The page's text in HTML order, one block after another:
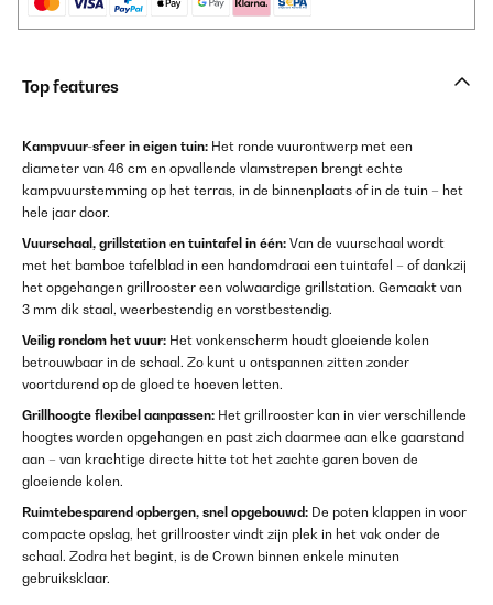
Top features
Kampvuur-sfeer in eigen tuin: Het ronde vuurontwerp met een
diameter van 46 cm en opvallende vlamstrepen brengt echte
kampvuurstemming op het terras, in de binnenplaats of in de tuin – het
hele jaar door.
Vuurschaal, grillstation en tuintafel in één: Van de vuurschaal wordt
met het bamboe tafelblad in een handomdraai een tuintafel – of dankzij
het opgehangen grillrooster een volwaardige grillstation. Gemaakt van
3 mm dik staal, weerbestendig en vorstbestendig.
Veilig rondom het vuur: Het vonkenscherm houdt gloeiende kolen
betrouwbaar in de schaal. Zo kunt u ontspannen zitten zonder
voortdurend op de gloed te hoeven letten.
Grillhoogte flexibel aanpassen: Het grillrooster kan in vier verschillende
hoogtes worden opgehangen en past zich daarmee aan elke gaarstand
aan – van krachtige directe hitte tot het zachte garen boven de
gloeiende kolen.
Ruimtebesparend opbergen, snel opgebouwd: De poten klappen in voor
compacte opslag, het grillrooster vindt zijn plek in het vak onder de
schaal. Zodra het begint, is de Crown binnen enkele minuten
gebruiksklaar.